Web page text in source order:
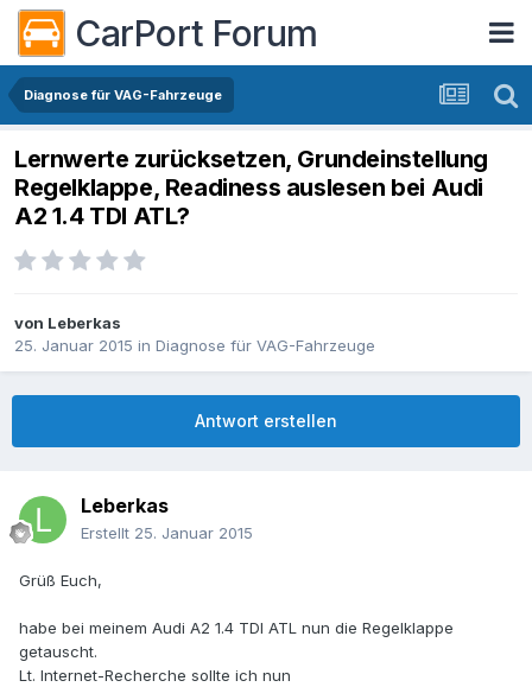
CarPort Forum
Diagnose für VAG-Fahrzeuge
Lernwerte zurücksetzen, Grundeinstellung
Regelklappe, Readiness auslesen bei Audi
A2 1.4 TDI ATL?
von Leberkas
25. Januar 2015 in Diagnose für VAG-Fahrzeuge
Antwort erstellen
Leberkas
Erstellt 25. Januar 2015
Grüß Euch,
habe bei meinem Audi A2 1.4 TDI ATL nun die Regelklappe
getauscht.
Lt. Internet-Recherche sollte ich nun